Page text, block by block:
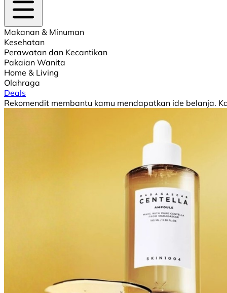
Makanan & Minuman
Kesehatan
Perawatan dan Kecantikan
Pakaian Wanita
Home & Living
Olahraga
Deals
Rekomendit membantu kamu mendapatkan ide belanja.